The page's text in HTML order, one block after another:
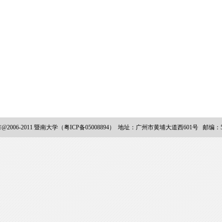
2011 暨南大学（粤ICP备05008894） 地址：广州市黄埔大道西601号 邮编